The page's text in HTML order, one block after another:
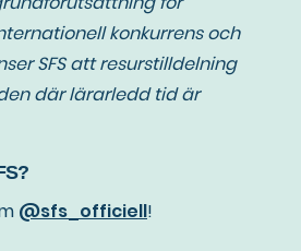
konkurrens och
SFS att resurstilldelning
där lärarledd tid är
@sfs_officiell!